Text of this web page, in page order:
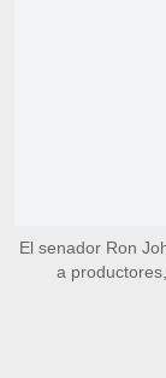
El senador Ron
a